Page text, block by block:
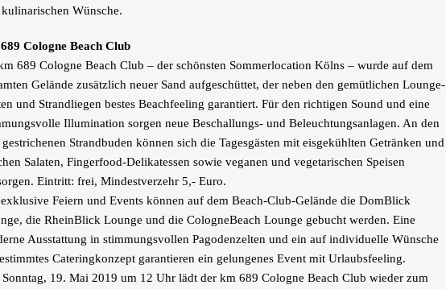
Wünsche.
Cologne Beach Club
689 Cologne Beach Club – der schönsten Sommerlocation Kölns – wurde auf dem
Gelände zusätzlich neuer Sand aufgeschüttet, der neben den gemütlichen Lounge-
und Strandliegen bestes Beachfeeling garantiert. Für den richtigen Sound und eine
Illumination sorgen neue Beschallungs- und Beleuchtungsanlagen. An den
gestrichenen Strandbuden können sich die Tagesgästen mit eisgekühlten Getränken und
Salaten, Fingerfood-Delikatessen sowie veganen und vegetarischen Speisen
Eintritt: frei, Mindestverzehr 5,- Euro.
Feiern und Events können auf dem Beach-Club-Gelände die DomBlick
die RheinBlick Lounge und die CologneBeach Lounge gebucht werden. Eine
Ausstattung in stimmungsvollen Pagodenzelten und ein auf individuelle Wünsche
Cateringkonzept garantieren ein gelungenes Event mit Urlaubsfeeling.
19. Mai 2019 um 12 Uhr lädt der km 689 Cologne Beach Club wieder zum